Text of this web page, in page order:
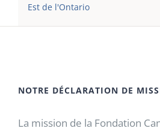
Est de l'Ontario
NOTRE DÉCLARATION DE
La mission de la Fondation